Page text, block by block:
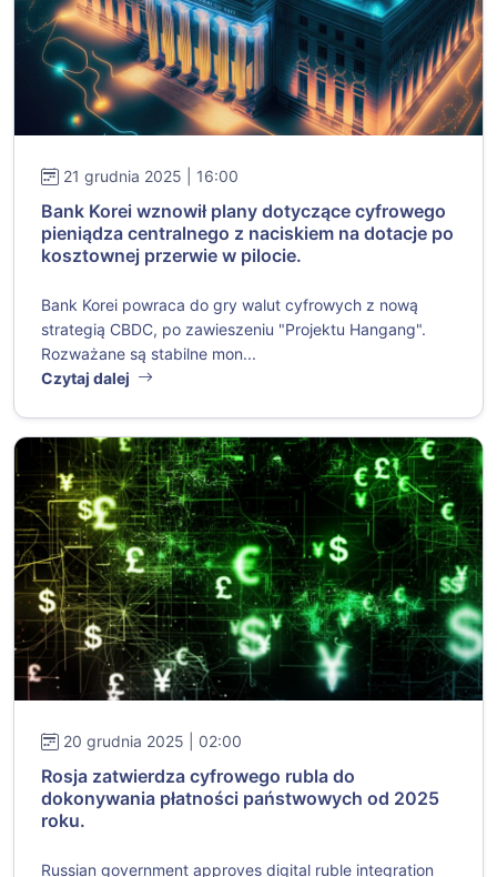
21 grudnia 2025 | 16:00
Bank Korei wznowił plany dotyczące cyfrowego
pieniądza centralnego z naciskiem na dotacje po
kosztownej przerwie w pilocie.
Bank Korei powraca do gry walut cyfrowych z nową
strategią CBDC, po zawieszeniu "Projektu Hangang".
Rozważane są stabilne mon...
Czytaj dalej
20 grudnia 2025 | 02:00
Rosja zatwierdza cyfrowego rubla do
dokonywania płatności państwowych od 2025
roku.
Russian government approves digital ruble integration